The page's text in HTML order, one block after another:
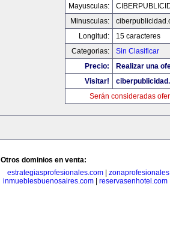
Mayusculas:
Minusculas:
Longitud:
15 caracteres
Categorias:
Sin Clasificar
Precio:
Realizar una
Visitar!
Serán consideradas
Otros dominios en venta:
estrategiasprofesionales.com
inmueblesbuenosaires.com| reservasenhotel.com